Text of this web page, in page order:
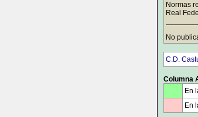
Normas
Real
No
C.D.
Columna
En
En